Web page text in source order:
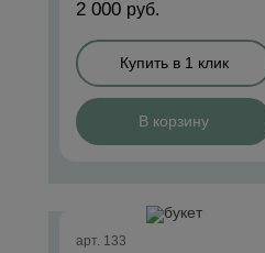
2 000 руб.
Купить в 1 клик
В корзину
арт. 133